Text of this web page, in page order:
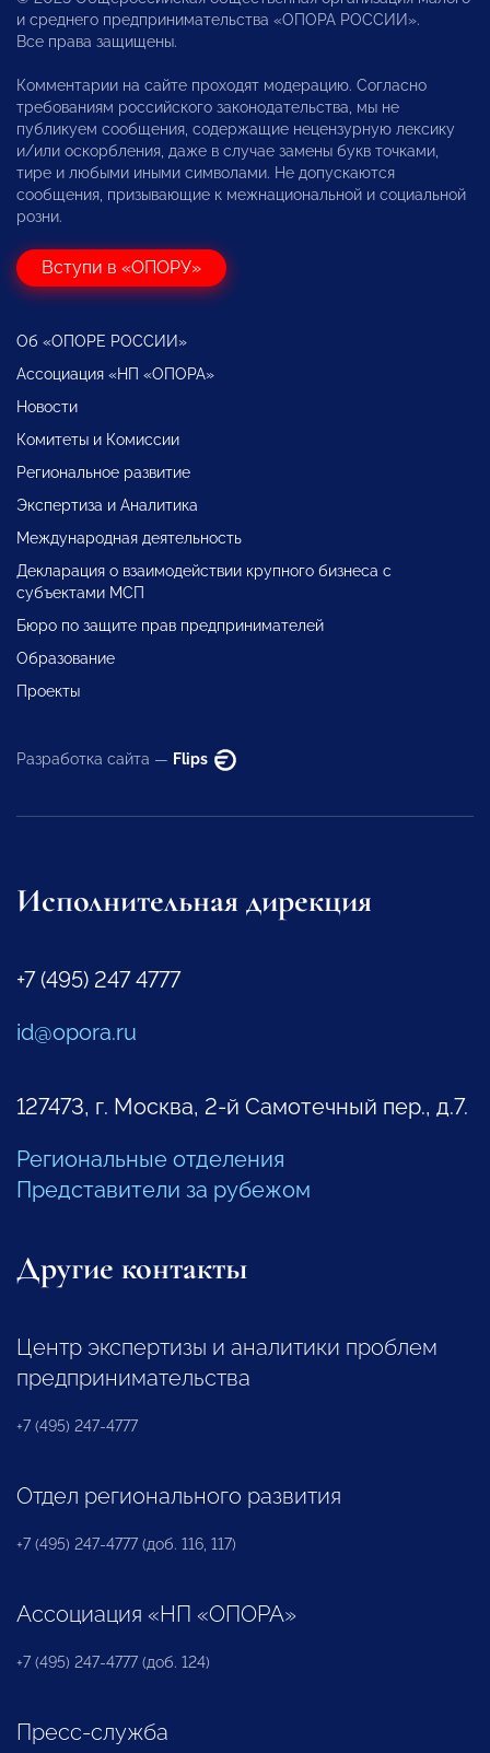
и среднего предпринимательства «ОПОРА РОССИИ».
Все права защищены.
Комментарии на сайте проходят модерацию. Согласно
требованиям российского законодательства, мы не
публикуем сообщения, содержащие нецензурную лексику
и/или оскорбления, даже в случае замены букв точками,
тире и любыми иными символами. Не допускаются
сообщения, призывающие к межнациональной и социальной
розни.
Вступи в «ОПОРУ»
Об «ОПОРЕ РОССИИ»
Ассоциация «НП «ОПОРА»
Новости
Комитеты и Комиссии
Региональное развитие
Экспертиза и Аналитика
Международная деятельность
Декларация о взаимодействии крупного бизнеса с
субъектами МСП
Бюро по защите прав предпринимателей
Образование
Проекты
Разработка сайта — Flips
Исполнительная дирекция
+7 (495) 247 4777
id@opora.ru
127473, г. Москва, 2-й Самотечный пер., д.7.
Региональные отделения
Представители за рубежом
Другие контакты
Центр экспертизы и аналитики проблем
предпринимательства
+7 (495) 247-4777
Отдел регионального развития
+7 (495) 247-4777 (доб. 116, 117)
Ассоциация «НП «ОПОРА»
+7 (495) 247-4777 (доб. 124)
Пресс-служба